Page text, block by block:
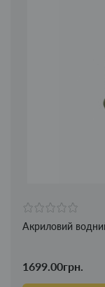
Акриловий
1699.00грн.